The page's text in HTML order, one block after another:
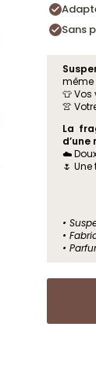
Sans
même
👕 Vos
👚
La
☁️
🌷
•
•
•